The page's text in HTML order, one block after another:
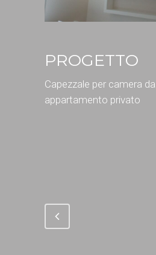
PROGETTO
Capezzale per camera
appartamento privato